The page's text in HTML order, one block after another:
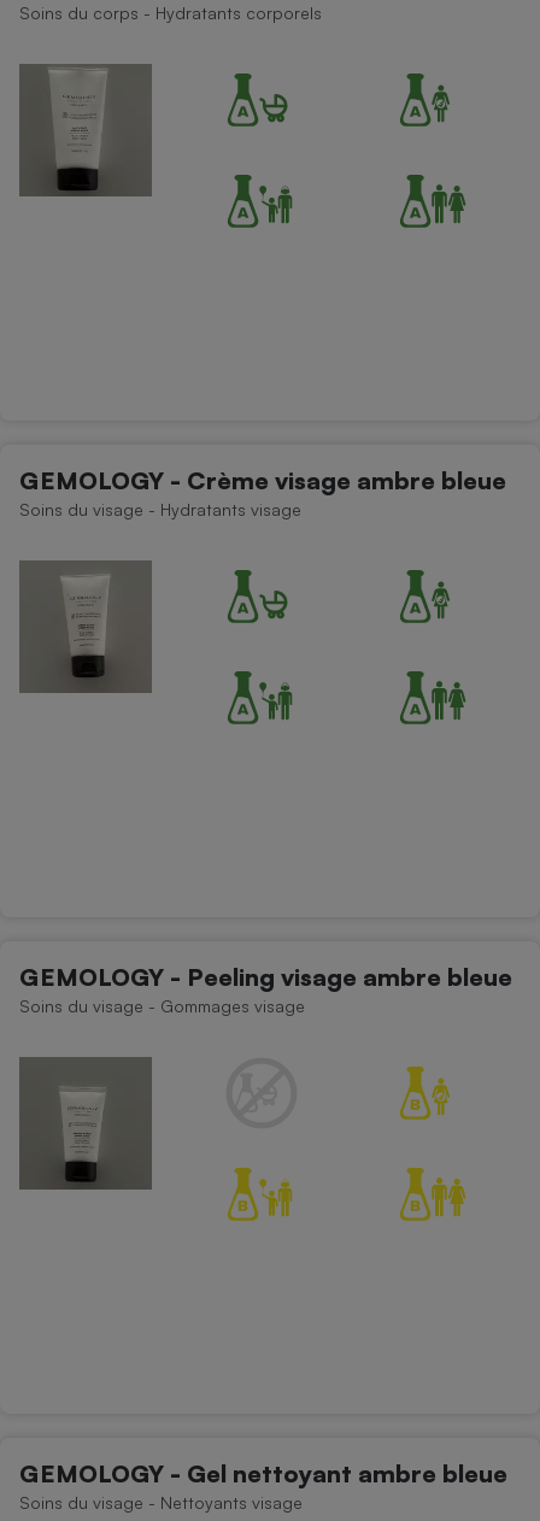
Soins du corps - Hydratants corporels
GEMOLOGY - Crème visage ambre bleue
Soins du visage - Hydratants visage
GEMOLOGY - Peeling visage ambre bleue
Soins du visage - Gommages visage
GEMOLOGY - Gel nettoyant ambre bleue
Soins du visage - Nettoyants visage